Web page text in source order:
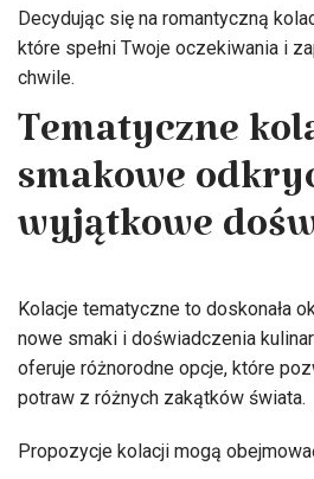
Decydując się na romantyczną
które spełni Twoje oczekiwania i
chwile.
Tematyczne
smakowe
wyjątkowe
Kolacje tematyczne to doskonała
nowe smaki i doświadczenia
oferuje różnorodne opcje, które
potraw z różnych zakątków świata.
Propozycje kolacji mogą